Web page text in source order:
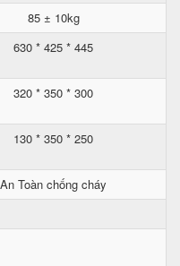
85 ± 10kg
630 * 425 * 445
320 * 350 * 300
130 * 350 * 250
An Toàn chống cháy